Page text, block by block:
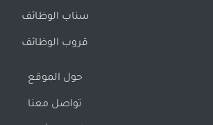
سناب الوظائف
قروب الوظائف
حول الموقع
تواصل معنا